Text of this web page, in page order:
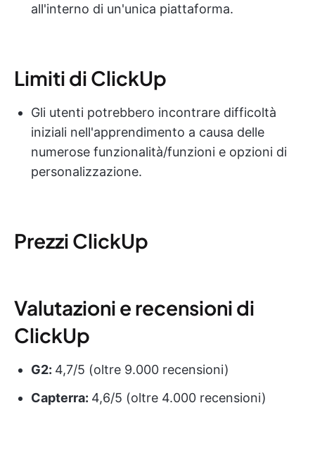
all'interno di un'unica piattaforma.
Limiti di ClickUp
Gli utenti potrebbero incontrare difficoltà
iniziali nell'apprendimento a causa delle
numerose funzionalità/funzioni e opzioni di
personalizzazione.
Prezzi ClickUp
Valutazioni e recensioni di
ClickUp
G2: 4,7/5 (oltre 9.000 recensioni)
Capterra: 4,6/5 (oltre 4.000 recensioni)